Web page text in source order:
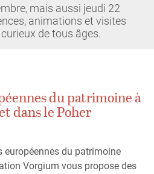
mais aussi jeudi 22
animations et visites
de tous âges.
du patrimoine à
dans le Poher
européennes du patrimoine
Vorgium vous propose des